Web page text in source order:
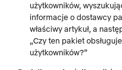
użytkowników,
informacje o dostawcy
właściwy artykuł, a
„Czy ten pakiet
użytkowników?”